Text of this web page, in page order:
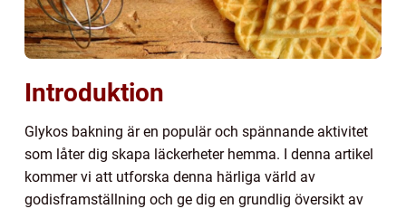
Introduktion
Glykos bakning är en populär och spännande aktivitet
som låter dig skapa läckerheter hemma. I denna artikel
kommer vi att utforska denna härliga värld av
godisframställning och ge dig en grundlig översikt av